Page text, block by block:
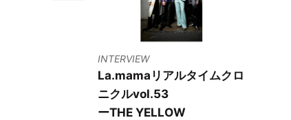
INTERVIEW
La.mamaリアルタイムクロ
ニクルvol.53
ーTHE YELLOW